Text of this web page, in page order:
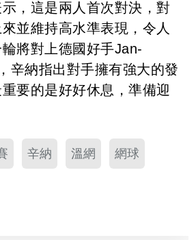
，這是兩人首次對決，對
並維持高水準表現，令人
將對上德國好手Jan-
辛納指出對手擁有強大的發
要的是好好休息，準備迎
辛納 溫網 網球